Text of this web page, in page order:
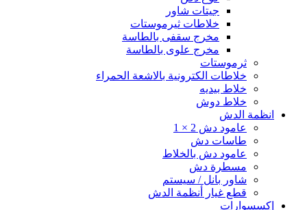
جيتات شاور
خلاطات ثيرموستات
مخرج سقفى بالطاسة
مخرج علوى بالطاسة
ثرموستات
خلاطات الكترونية بالاشعة الحمراء
خلاط بيديه
خلاط دوش
انظمة الدش
عامود دش 2 × 1
طاسات دش
عامود دش بالخلاط
مسطرة دش
شاور بانل / سيستم
قطع غيار أنظمة الدش
إكسسوارات